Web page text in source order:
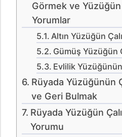
Görmek ve
Yorumlar
Altın Yüzüğün
Gümüş Yüzüğün
Evlilik Yüzüğünün
Rüyada Yüzüğünün
ve Geri Bulmak
Rüyada Yüzüğün
Yorumu